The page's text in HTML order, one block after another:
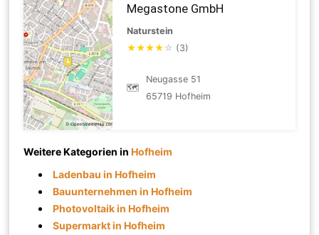
Megastone GmbH
Naturstein
★★★★ ☆ (3)
🗺
Neugasse 51
65719 Hofheim
Weitere Kategorien inHofheim
Ladenbau in Hofheim
Bauunternehmen in Hofheim
Photovoltaik in Hofheim
Supermarkt in Hofheim